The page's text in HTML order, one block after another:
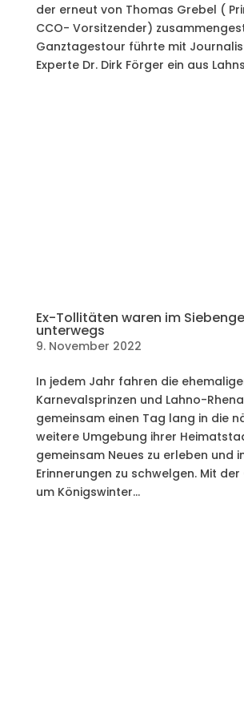
der erneut von Thomas Grebel (
CCO- Vorsitzender)
Ganztagestour führte mit
Experte Dr. Dirk Förger ein aus
Ex-Tollitäten waren im
unterwegs
9. November 2022
In jedem Jahr fahren die
Karnevalsprinzen und Lahno-
gemeinsam einen Tag lang in die
weitere Umgebung ihrer
gemeinsam Neues zu erleben und
Erinnerungen zu schwelgen. Mit
um Königswinter...